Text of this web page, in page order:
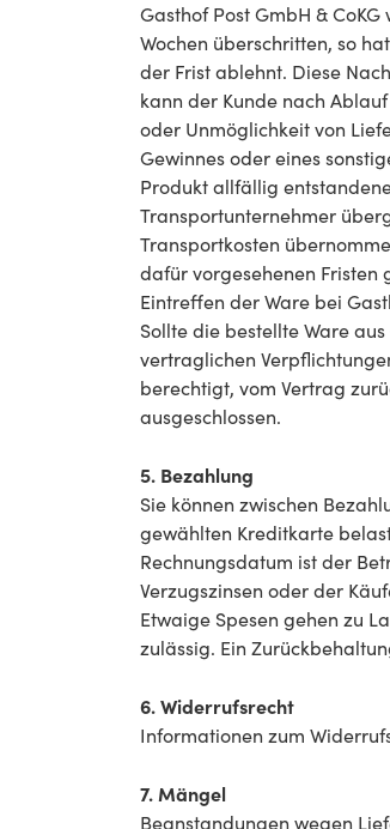
Gasthof Post GmbH &
Wochen überschritten, so
der Frist ablehnt. Diese
kann der Kunde nach
oder Unmöglichkeit von
Gewinnes oder eines
Produkt allfällig
Transportunternehmer
Transportkosten
dafür vorgesehenen Fristen
Eintreffen der Ware bei
Sollte die bestellte Ware
vertraglichen
berechtigt, vom Vertrag
ausgeschlossen.
5. Bezahlung
Sie können zwischen
gewählten Kreditkarte
Rechnungsdatum ist der
Verzugszinsen oder der
Etwaige Spesen gehen zu
zulässig. Ein
6. Widerrufsrecht
Informationen zum
7. Mängel
Beanstandungen wegen